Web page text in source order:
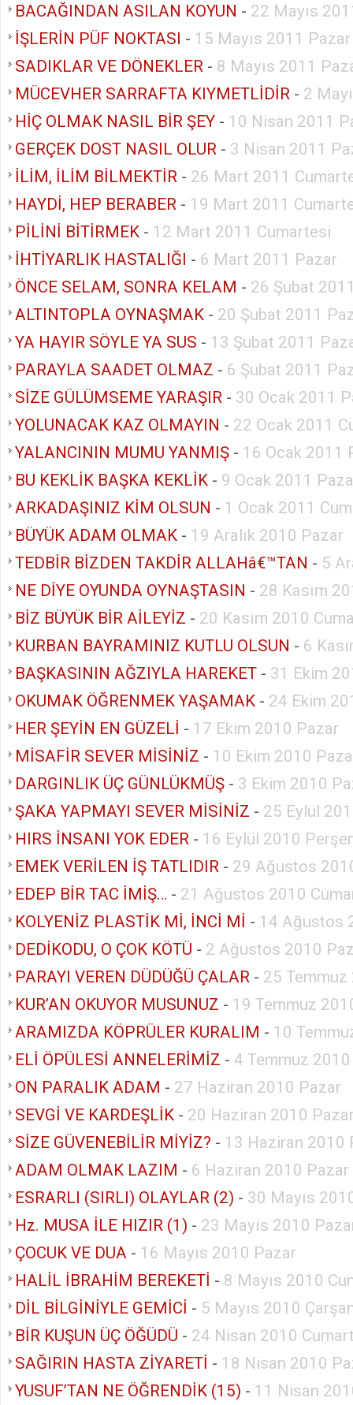
BACAĞINDAN ASILAN KOYUN - 22 Mayıs
İŞLERİN PÜF NOKTASI - 15 Mayıs 2011 Pazar
SADIKLAR VE DÖNEKLER - 8 Mayıs 2011
MÜCEVHER SARRAFTA KIYMETLİDİR - 2
HİÇ OLMAK NASIL BİR ŞEY - 10 Nisan 2011
GERÇEK DOST NASIL OLUR - 3 Nisan 2011
İLİM, İLİM BİLMEKTİR - 26 Mart 2011
HAYDİ, HEP BERABER - 19 Mart 2011
PİLİNİ BİTİRMEK - 12 Mart 2011 Cumartesi
İHTİYARLIK HASTALIĞI - 6 Mart 2011 Pazar
ÖNCE SELAM, SONRA KELAM - 26 Şubat
ALTINTOPLA OYNAŞMAK - 20 Şubat 2011
YA HAYIR SÖYLE YA SUS - 13 Şubat 2011
PARAYLA SAADET OLMAZ - 6 Şubat 2011
SİZE GÜLÜMSEME YARAŞIR - 30 Ocak 2011
YOLUNACAK KAZ OLMAYIN - 22 Ocak 2011
YALANCININ MUMU YANMIŞ - 16 Ocak 2011
BU KEKLİK BAŞKA KEKLİK - 9 Ocak 2011
ARKADAŞINIZ KİM OLSUN - 1 Ocak 2011
BÜYÜK ADAM OLMAK - 19 Aralık 2010 Pazar
TEDBİR BİZDEN TAKDİR ALLAHâ€™TAN - 5
NE DİYE OYUNDA OYNAŞTASIN - 28 Kasım
BİZ BÜYÜK BİR AİLEYİZ - 20 Kasım 2010
KURBAN BAYRAMINIZ KUTLU OLSUN - 6
BAŞKASININ AĞZIYLA HAREKET - 31 Ekim
OKUMAK ÖĞRENMEK YAŞAMAK - 24 Ekim
HER ŞEYİN EN GÜZELİ - 17 Ekim 2010 Pazar
MİSAFİR SEVER MİSİNİZ - 10 Ekim 2010
DARGINLIK ÜÇ GÜNLÜKMÜŞ - 3 Ekim 2010
ŞAKA YAPMAYI SEVER MİSİNİZ - 25 Eylül
HIRS İNSANI YOK EDER - 16 Eylül 2010
EMEK VERİLEN İŞ TATLIDIR - 29 Ağustos
EDEP BİR TAC İMİŞ… - 21 Ağustos 2010
KOLYENİZ PLASTİK Mİ, İNCİ Mİ - 14 Ağustos
DEDİKODU, O ÇOK KÖTÜ - 2 Ağustos 2010
PARAYI VEREN DÜDÜĞÜ ÇALAR - 25
KUR’AN OKUYOR MUSUNUZ - 19 Temmuz
ARAMIZDA KÖPRÜLER KURALIM - 10
ELİ ÖPÜLESİ ANNELERİMİZ - 4 Temmuz
ON PARALIK ADAM - 27 Haziran 2010 Pazar
SEVGİ VE KARDEŞLİK - 20 Haziran 2010
SİZE GÜVENEBİLİR MİYİZ? - 13 Haziran 2010
ADAM OLMAK LAZIM - 6 Haziran 2010 Pazar
ESRARLI (SIRLI) OLAYLAR (2) - 30 Mayıs
Hz. MUSA İLE HIZIR (1) - 23 Mayıs 2010
ÇOCUK VE DUA - 16 Mayıs 2010 Pazar
HALİL İBRAHİM BEREKETİ - 8 Mayıs 2010
DİL BİLGİNİYLE GEMİCİ - 5 Mayıs 2010
BİR KUŞUN ÜÇ ÖĞÜDÜ - 24 Nisan 2010
SAĞIRIN HASTA ZİYARETİ - 18 Nisan 2010
YUSUF’TAN NE ÖĞRENDİK (15) - 11 Nisan